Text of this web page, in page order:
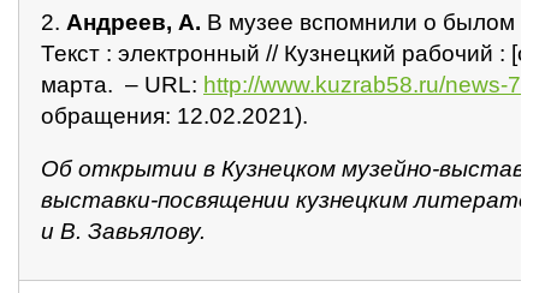
2. Андреев, А. В музее вспомнили о былом /
Текст : электронный // Кузнецкий рабочий :
марта. – URL: http://www.kuzrab58.ru/news-7-
обращения: 12.02.2021).
Об открытии в Кузнецком музейно-
выставки-посвящении кузнецким
и В. Завьялову.